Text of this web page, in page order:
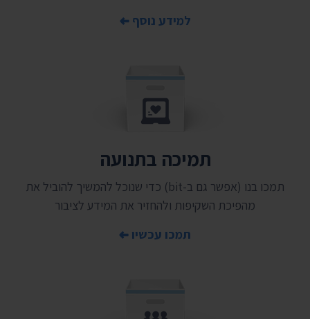
למידע נוסף
תמיכה בתנועה
תמכו בנו (אפשר גם ב-bit) כדי שנוכל להמשיך להוביל את
מהפיכת השקיפות ולהחזיר את המידע לציבור
תמכו עכשיו